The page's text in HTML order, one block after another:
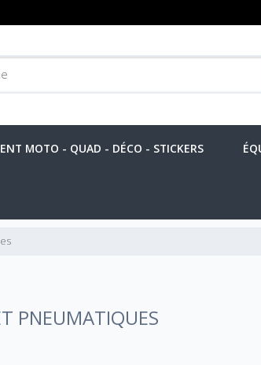
MOTO - QUAD - DÉCO - STICKERS
PNEUMATIQUES